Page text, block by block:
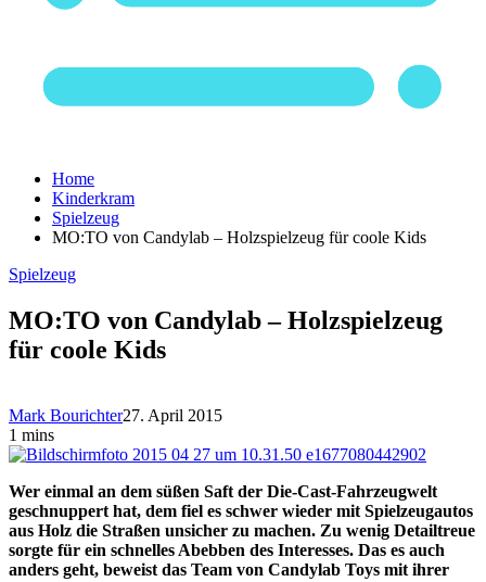
Home
Kinderkram
Spielzeug
MO:TO von Candylab – Holzspielzeug für coole Kids
Spielzeug
MO:TO von Candylab – Holzspielzeug
für coole Kids
Mark Bourichter27. April 2015
1 mins
Wer einmal an dem süßen Saft der Die-Cast-Fahrzeugwelt
geschnuppert hat, dem fiel es schwer wieder mit Spielzeugautos
aus Holz die Straßen unsicher zu machen. Zu wenig Detailtreue
sorgte für ein schnelles Abebben des Interesses. Das es auch
anders geht, beweist das Team von Candylab Toys mit ihrer